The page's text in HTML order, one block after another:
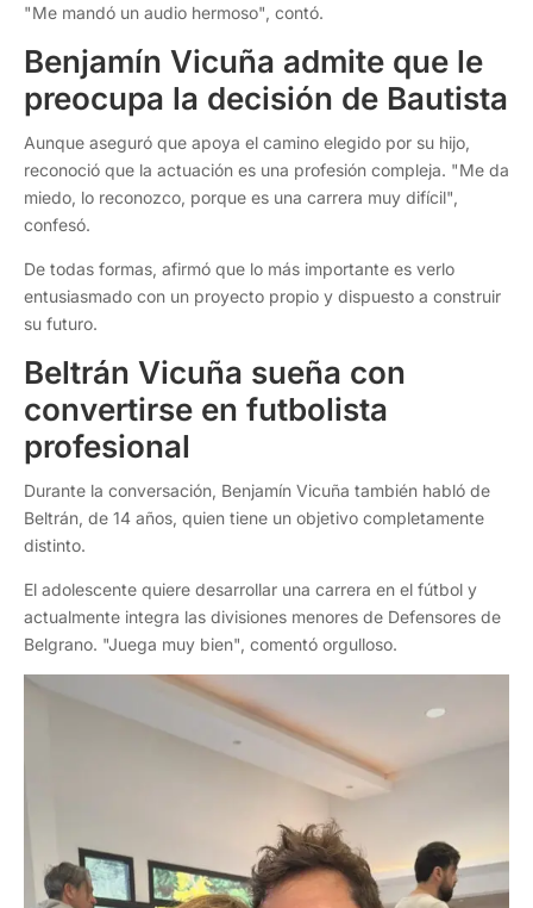
"Me mandó un audio hermoso", contó.
Benjamín Vicuña admite que le
preocupa la decisión de Bautista
Aunque aseguró que apoya el camino elegido por su hijo,
reconoció que la actuación es una profesión compleja. "Me da
miedo, lo reconozco, porque es una carrera muy difícil",
confesó.
De todas formas, afirmó que lo más importante es verlo
entusiasmado con un proyecto propio y dispuesto a construir
su futuro.
Beltrán Vicuña sueña con
convertirse en futbolista
profesional
Durante la conversación, Benjamín Vicuña también habló de
Beltrán, de 14 años, quien tiene un objetivo completamente
distinto.
El adolescente quiere desarrollar una carrera en el fútbol y
actualmente integra las divisiones menores de Defensores de
Belgrano. "Juega muy bien", comentó orgulloso.